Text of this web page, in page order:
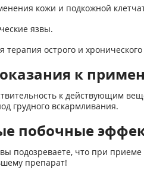
кожи и подкожной
язвы.
терапия острого и
к
к действующим
грудного вскармливания.
побочные
подозреваете, что при приеме
препарат!